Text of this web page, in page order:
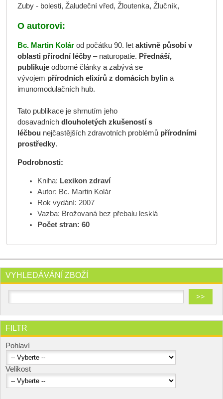
Zuby - bolesti, Žaludeční vřed, Žloutenka, Žlučník,
O autorovi:
Bc. Martin Kolár od počátku 90. let aktivně působí v
oblasti přírodní léčby– naturopatie. Přednáší,
publikujeodborné články a zabývá se
vývojem přírodních elixírů z domácích bylina
imunomodulačních hub.
Tato publikace je shrnutím jeho
dosavadních dlouholetých zkušeností s
léčbounejčastějších zdravotních problémů přírodními
prostředky.
Podrobnosti:
Kniha: Lexikon zdraví
Autor: Bc. Martin Kolár
Rok vydání: 2007
Vazba: Brožovaná bez přebalu lesklá
Počet stran: 60
VYHLEDÁVÁNÍ ZBOŽÍ
FILTR
Pohlaví
Velikost